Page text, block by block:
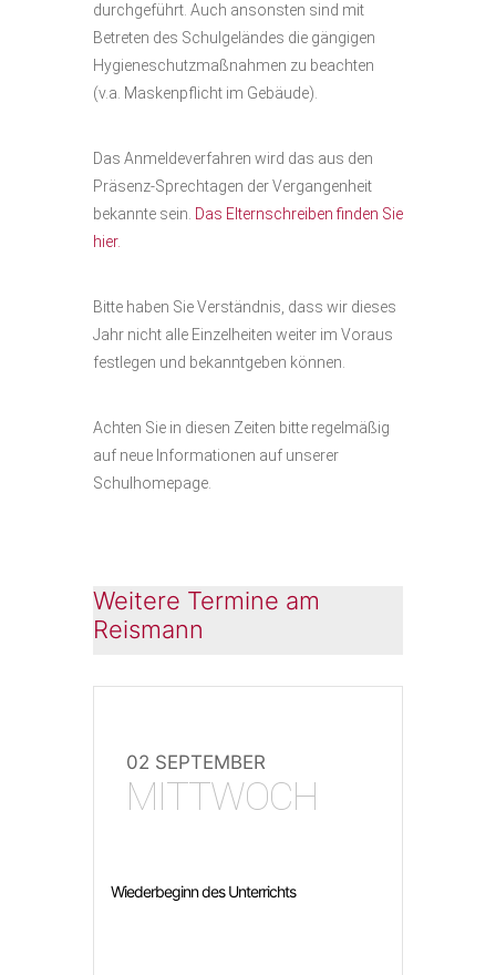
durchgeführt. Auch ansonsten sind mit
Betreten des Schulgeländes die gängigen
Hygieneschutzmaßnahmen zu beachten
(v.a. Maskenpflicht im Gebäude).
Das Anmeldeverfahren wird das aus den
Präsenz-Sprechtagen der Vergangenheit
bekannte sein. Das Elternschreiben finden Sie
hier.
Bitte haben Sie Verständnis, dass wir dieses
Jahr nicht alle Einzelheiten weiter im Voraus
festlegen und bekanntgeben können.
Achten Sie in diesen Zeiten bitte regelmäßig
auf neue Informationen auf unserer
Schulhomepage.
Weitere Termine am
Reismann
02 SEPTEMBER
MITTWOCH
Wiederbeginn des Unterrichts